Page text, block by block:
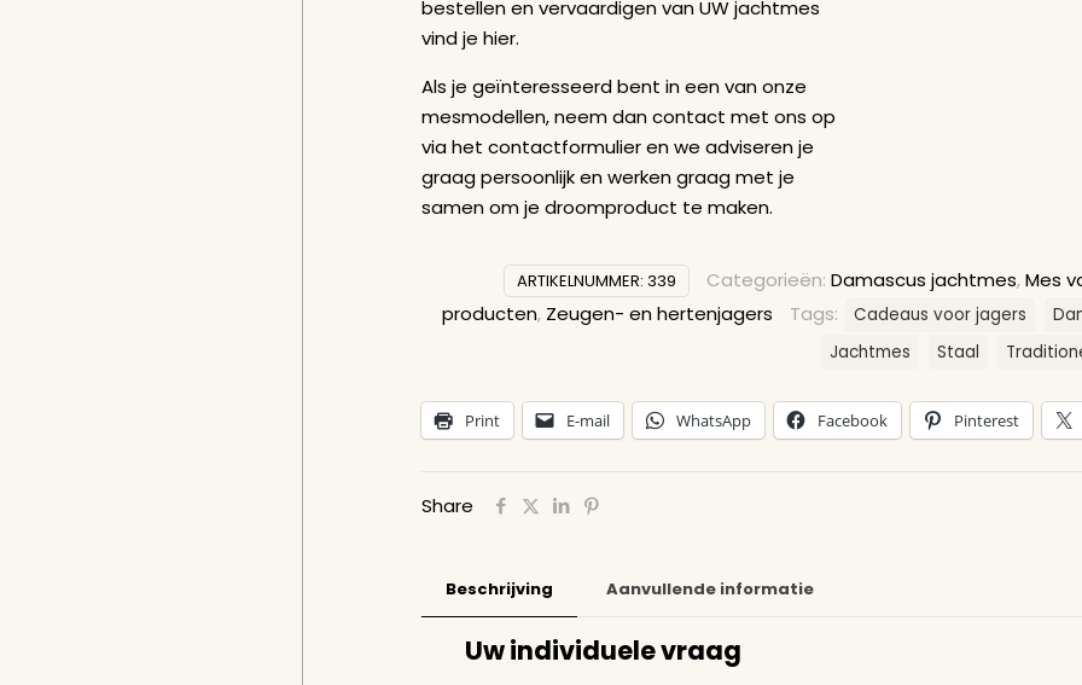
bestellen en vervaardigen van UW jachtmes
vind je hier.
Als je geïnteresseerd bent in een van onze
mesmodellen, neem dan contact met ons op
via het contactformulier en we adviseren je
graag persoonlijk en werken graag met je
samen om je droomproduct te maken.
ARTIKELNUMMER:339 Categorieën:Damascus jachtmes,Mes
producten, Zeugen- en hertenjagers Tags: Cadeaus voor jagers
Jachtmes
Staal
Print E-mail WhatsApp Facebook Pinterest
Share
Beschrijving Aanvullende informatie
Uw individuele vraag